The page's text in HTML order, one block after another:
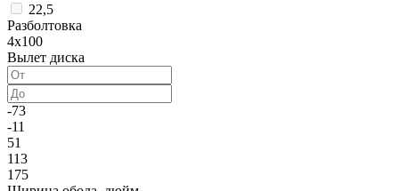
22,5
Разболтовка
4x100
Вылет диска
-73
-11
51
113
175